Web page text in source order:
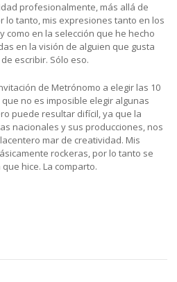
profesionalmente, más allá de
lo tanto, mis expresiones tanto en los
como en la selección que he hecho
en la visión de alguien que gusta
escribir. Sólo eso.
de Metrónomo a elegir las 10
no es imposible elegir algunas
puede resultar difícil, ya que la
nacionales y sus producciones, nos
mar de creatividad. Mis
rockeras, por lo tanto se
hice. La comparto.